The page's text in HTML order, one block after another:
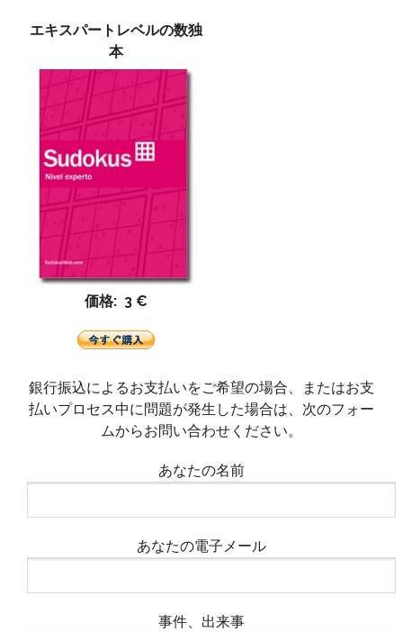
エキスパートレベルの数独
本
価格: 3 €
銀行振込によるお支払いをご希望の場合、またはお支
払いプロセス中に問題が発生した場合は、次のフォー
ムからお問い合わせください。
あなたの名前
あなたの電子メール
事件、出来事